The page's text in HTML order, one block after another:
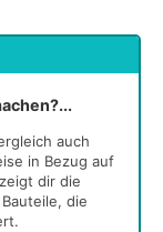
auch
in Bezug auf
dir die
die